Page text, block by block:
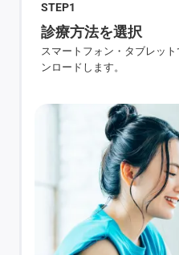
STEP1
診療方法を選択
スマートフォン・タブレッ
ンロードします。